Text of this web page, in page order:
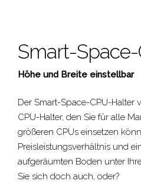
Smart-
Höhe und Breite einstellbar
Der Smart-Space-CPU-Halter
CPU-Halter, den Sie für alle
größeren CPUs einsetzen
Preisleistungsverhältnis und
aufgeräumten Boden unter
Sie sich doch auch, oder?